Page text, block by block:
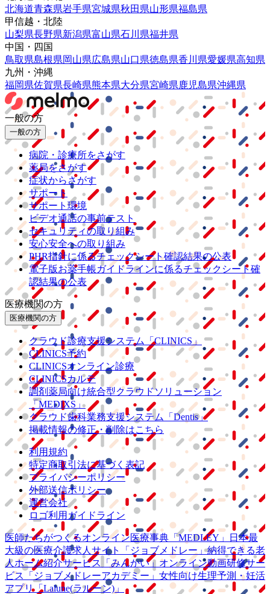
北海道青森県岩手県宮城県秋田県山形県福島県
甲信越・北陸
山梨県長野県新潟県富山県石川県福井県
中国・四国
鳥取県島根県岡山県広島県山口県徳島県香川県愛媛県高知県
九州・沖縄
福岡県佐賀県長崎県熊本県大分県宮崎県鹿児島県沖縄県
一般の方
一般の方
病院・診療所をさがす
薬局をさがす
症状からさがす
サポート
サポート環境
ビデオ通話の事前テスト
セキュリティの取り組み
安心安全への取り組み
PHR指針に係るチェックシート確認結果の公表
電子版お薬手帳ガイドラインに係るチェックシート確
認結果の公表
医療機関の方
医療機関の方
クラウド診療支援システム
「CLINICS」
CLINICS予約
CLINICSオンライン診療
CLINICSカルテ
調剤薬局向け統合型クラウドソリューション
「MEDIXS」
クラウド歯科業務支援システム
「Dentis」
掲載情報の修正・削除はこちら
利用規約
特定商取引法に基づく表記
プライバシーポリシー
外部送信ポリシー
運営会社
ロゴ利用ガイドライン
医師たちがつくるオンライン医療事典 「MEDLEY」
日本最
大級の医療介護求人サイト 「ジョブメドレー」納得できる老
人ホーム紹介サービス
「みんかい」 オンライン動画研修サー
ビス
「ジョブメドレーアカデミー」 女性向け生理予測・妊活
アプリ「Lalune(ラルーン)」